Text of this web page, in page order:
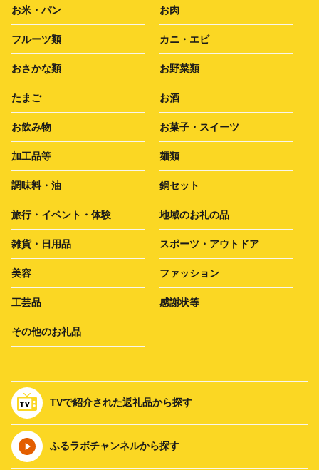
お米・パン お肉
フルーツ類 カニ・エビ
おさかな類 お野菜類
たまご お酒
お飲み物 お菓子・スイーツ
加工品等 麺類
調味料・油 鍋セット
旅行・イベント・体験 地域のお礼の品
雑貨・日用品 スポーツ・アウトドア
美容 ファッション
工芸品 感謝状等
その他のお礼品
TVで紹介された返礼品から探す
ふるラボチャンネルから探す